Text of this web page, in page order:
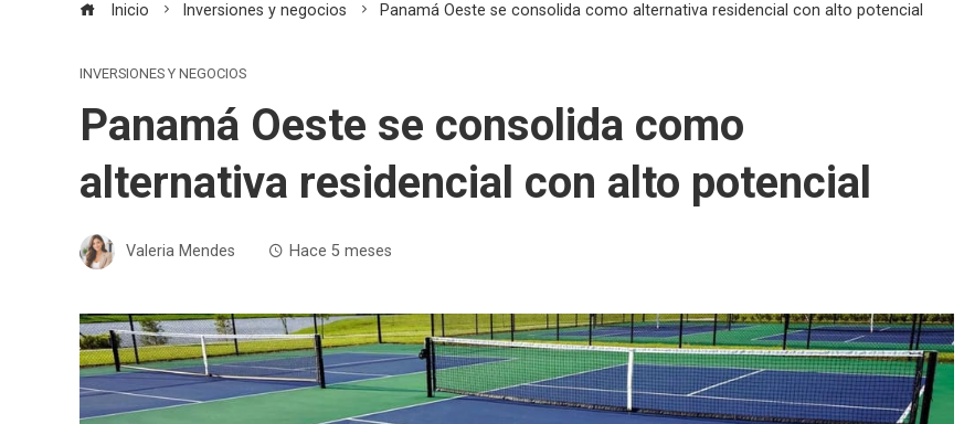
Inicio Inversiones y negocios Panamá Oeste se consolida como alternativa residencial con alto potencial
INVERSIONES Y NEGOCIOS
Panamá Oeste se consolida como
alternativa residencial con alto potencial
Valeria Mendes Hace 5 meses